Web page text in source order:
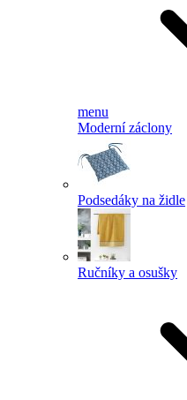
menu
Moderní záclony
Podsedáky na židle
Ručníky a osušky